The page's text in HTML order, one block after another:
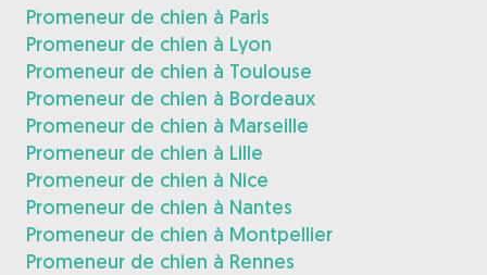
Promeneur de chien à Paris
Promeneur de chien à Lyon
Promeneur de chien à Toulouse
Promeneur de chien à Bordeaux
Promeneur de chien à Marseille
Promeneur de chien à Lille
Promeneur de chien à Nice
Promeneur de chien à Nantes
Promeneur de chien à Montpellier
Promeneur de chien à Rennes